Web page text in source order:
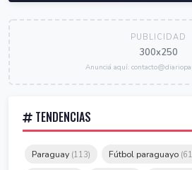
PUBLICIDAD
300x250
Anunciá aquí:
TENDENCIAS
Paraguay (113) Fútbol paraguayo